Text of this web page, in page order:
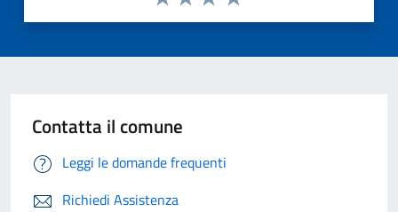
Contatta il comune
Leggi le domande frequenti
Richiedi Assistenza